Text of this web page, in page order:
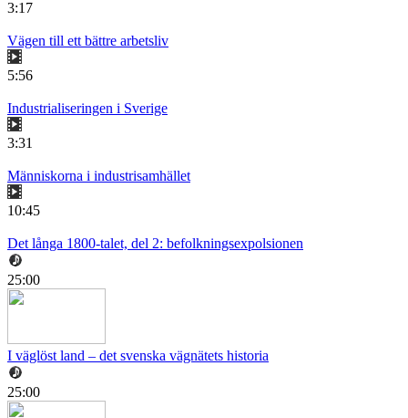
3:17
Vägen till ett bättre arbetsliv
5:56
Industrialiseringen i Sverige
3:31
Människorna i industrisamhället
10:45
Det långa 1800-talet, del 2: befolkningsexpolsionen
25:00
I väglöst land – det svenska vägnätets historia
25:00